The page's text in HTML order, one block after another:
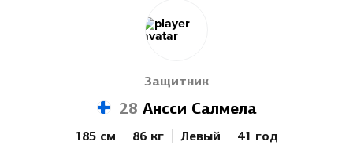
Защитник
28 Ансси Салмела
185 см 86 кг Левый 41 год